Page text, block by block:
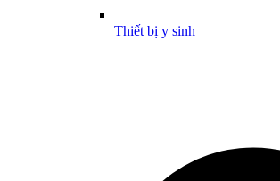
Thiết bị y sinh